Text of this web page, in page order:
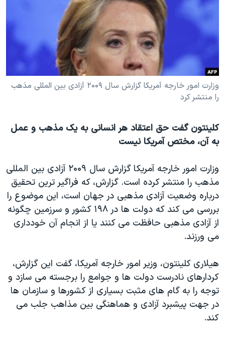
فرهنگ و زندگی
حقوق شهروندی
علم و فناوری
اسرائیل در جنگ
گالری عکس
انتخابات ریاست جمهوری آمریکا ۲۰۲۴
حمله جمهوری اسلامی به اسرائیل
رمز مهسا
ورزش زنان در ایران
اعتراضات زن، زندگی، آزادی
تریبونال مردمی آبان ۹۸
چهل سال گروگان‌گیری
قانون شفافیت دارائی کادر رهبری ایران
اعتراضات مردمی آبان ۹۸
اسرائیل در جنگ
همایش محافظه‌کاران آمریکا «سی‌پک»
صفحه‌های ویژه
سفر پرزیدنت ترامپ به چین
دنبال کنید
زبانهای مختلف
وزارت امور خارجه آمریکا گزارش سال ۲۰۰۹ آزادی بین المللی مذهب
را منتشر کرد
کلینتون گفت حق اعتقاد هر انسانی به یک مذهب و عمل
به آن، مختص آمریکا نیست
وزارت امور خارجه آمریکا گزارش سال ۲۰۰۹ آزادی بین المللی
مذهب را منتشر کرده است. گزارش، که فراگیر ترین تحقیق
درباره وضعیت آزادی مذهبی در جهان است، این موضوع را
بررسی می کند که دولت ها در ۱۹۸ کشور و سرزمین چگونه
از آزادی مذهبی حافظت می کنند یا از انجام آن خودداری
می ورزند.
هیلاری کلینتون، وزیر امور خارجه آمریکا، گفت این گزارش،
کردارهای نادرست دولت ها و جوامع را برجسته می سازد و
توجه را به گام های مثبت بسیاری از کشورها و سازمان ها
در جهت پیشبرد آزادی و هماهنگی بین مذاهب جلب می
کند.